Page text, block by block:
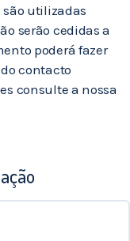
são utilizadas
serão cedidas a
poderá fazer
contacto
consulte a nossa